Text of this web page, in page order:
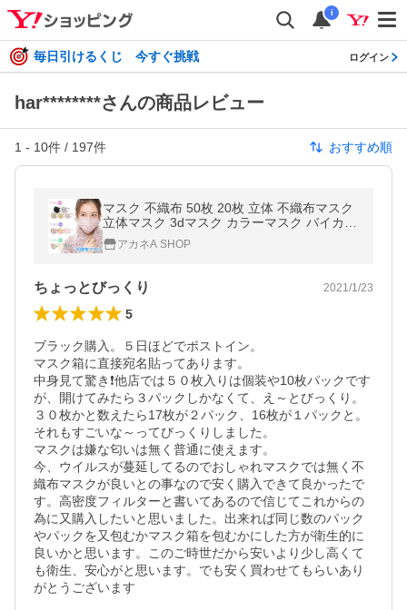
i
毎日引けるくじ 今すぐ挑戦 ログイン
har********さんの商品レビュー
1 - 10件 / 197件 おすすめ順
マスク 不織布 50枚 20枚 立体 不織布マスク
立体マスク 3dマスク カラーマスク バイカラ
ー 小顔マスク 使い捨てマスク おしゃれ 大容
量 花粉症対策 プリーツ
アカネA SHOP
ちょっとびっくり 2021/1/23
5
ブラック購入。５日ほどでポストイン。
マスク箱に直接宛名貼ってあります。
中身見て驚き❗️他店では５０枚入りは個装や10枚パックです
が、開けてみたら３パックしかなくて、え～とびっくり。
３０枚かと数えたら17枚が２パック、16枚が１パックと。
それもすごいな～ってびっくりしました。
マスクは嫌な匂いは無く普通に使えます。
今、ウイルスが蔓延してるのでおしゃれマスクでは無く不
織布マスクが良いとの事なので安く購入できて良かったで
す。高密度フィルターと書いてあるので信じてこれからの
為に又購入したいと思いました。出来れば同じ数のパック
やパックを又包むかマスク箱を包むかにした方が衛生的に
良いかと思います。このご時世だから安いより少し高くて
も衛生、安心がと思います。でも安く買わせてもらいあり
がとうございます